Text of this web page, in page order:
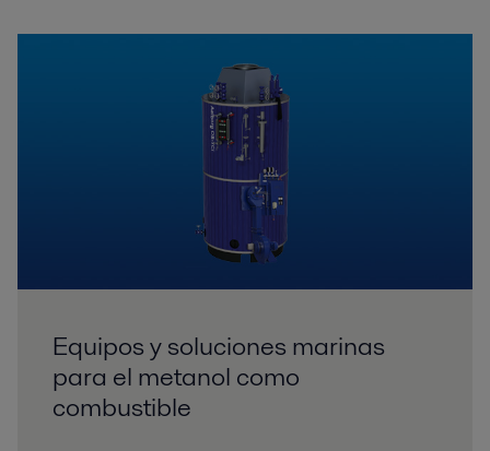
Equipos y soluciones marinas
para el metanol como
combustible